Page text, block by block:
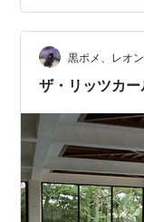
イートルームま
コンシェルジュ
タンステイタス
黒ポメ、レオ
ザ・リッツカ